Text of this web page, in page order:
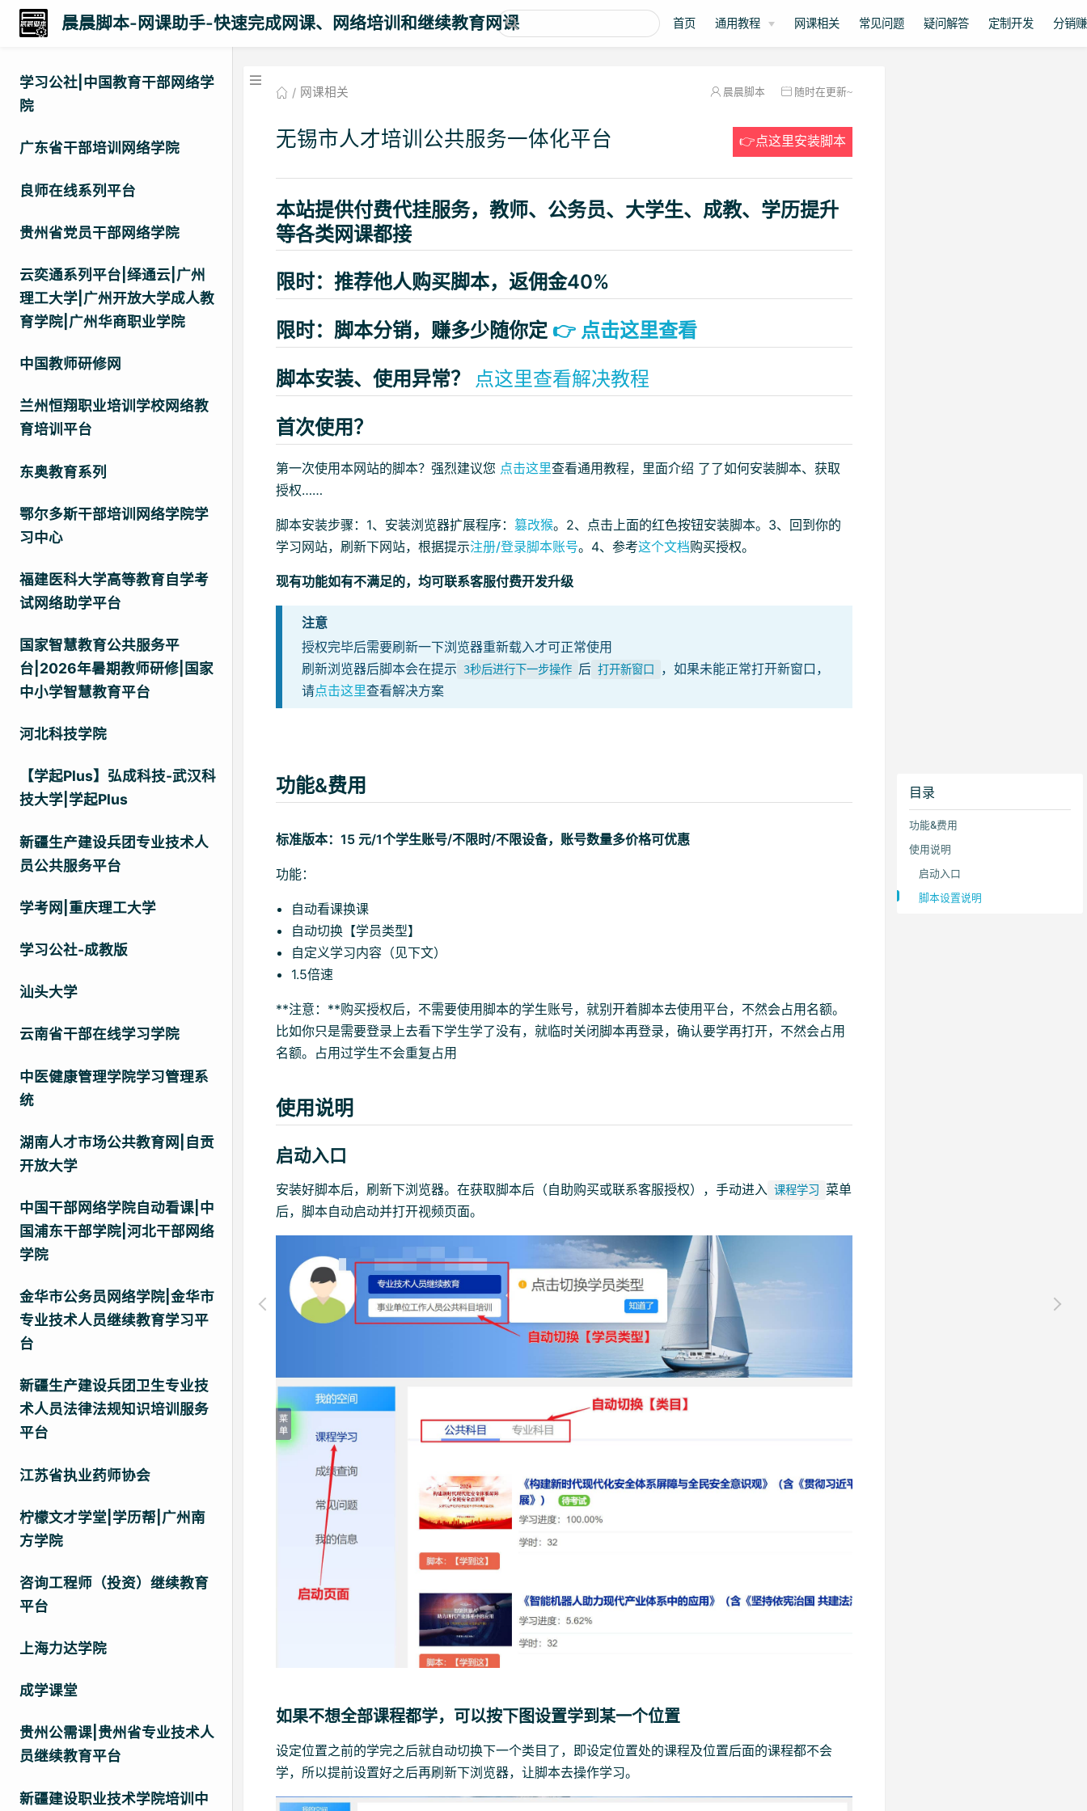
晨晨脚本-网课助手-快速完成网课、网络培训和继续教育网课 首页 通用教程 网课相关 常见问题 疑问解答 定制开发 分销
学习公社|中国教育干部网络学
院
广东省干部培训网络学院
良师在线系列平台
贵州省党员干部网络学院
云奕通系列平台|绎通云|广州
理工大学|广州开放大学成人教
育学院|广州华商职业学院
中国教师研修网
兰州恒翔职业培训学校网络教
育培训平台
东奥教育系列
鄂尔多斯干部培训网络学院学
习中心
福建医科大学高等教育自学考
试网络助学平台
国家智慧教育公共服务平
台|2026年暑期教师研修|国家
中小学智慧教育平台
河北科技学院
【学起Plus】弘成科技-武汉科
技大学|学起Plus
新疆生产建设兵团专业技术人
员公共服务平台
学考网|重庆理工大学
学习公社-成教版
汕头大学
云南省干部在线学习学院
中医健康管理学院学习管理系
统
湖南人才市场公共教育网|自贡
开放大学
中国干部网络学院自动看课|中
国浦东干部学院|河北干部网络
学院
金华市公务员网络学院|金华市
专业技术人员继续教育学习平
台
新疆生产建设兵团卫生专业技
术人员法律法规知识培训服务
平台
江苏省执业药师协会
柠檬文才学堂|学历帮|广州南
方学院
咨询工程师（投资）继续教育
平台
上海力达学院
成学课堂
贵州公需课|贵州省专业技术人
员继续教育平台
新疆建设职业技术学院培训中
网课相关 晨晨脚本 随时在更新~
无锡市人才培训公共服务一体化平台 👉点这里安装脚本
本站提供付费代挂服务，教师、公务员、大学生、成教、学历提升
等各类网课都接
限时：推荐他人购买脚本，返佣金40%
限时：脚本分销，赚多少随你定 👉点击这里查看
脚本安装、使用异常？ 点这里查看解决教程
首次使用？
第一次使用本网站的脚本？强烈建议您 点击这里查看通用教程，里面介绍 了了如何安装脚本、获取
授权……
脚本安装步骤：1、安装浏览器扩展程序： 篡改猴。2、点击上面的红色按钮安装脚本。3、回到你的
学习网站，刷新下网站，根据提示注册/登录脚本账号。4、参考这个文档购买授权。
现有功能如有不满足的，均可联系客服付费开发升级
注意
授权完毕后需要刷新一下浏览器重新载入才可正常使用
刷新浏览器后脚本会在提示
3秒后进行下一步操作 后 打开新窗口
，如果未能正常打开新窗口，
请点击这里查看解决方案
目录
功能&费用
使用说明
启动入口
脚本设置说明
功能&费用
标准版本：15 元/1个学生账号/不限时/不限设备，账号数量多价格可优惠
功能：
自动看课换课
自动切换【学员类型】
自定义学习内容（见下文）
1.5倍速
**注意：**购买授权后，不需要使用脚本的学生账号，就别开着脚本去使用平台，不然会占用名额。
比如你只是需要登录上去看下学生学了没有，就临时关闭脚本再登录，确认要学再打开，不然会占用
名额。占用过学生不会重复占用
使用说明
启动入口
安装好脚本后，刷新下浏览器。在获取脚本后（自助购买或联系客服授权），手动进入 课程学习
菜单
后，脚本自动启动并打开视频页面。
如果不想全部课程都学，可以按下图设置学到某一个位置
设定位置之前的学完之后就自动切换下一个类目了，即设定位置处的课程及位置后面的课程都不会
学，所以提前设置好之后再刷新下浏览器，让脚本去操作学习。